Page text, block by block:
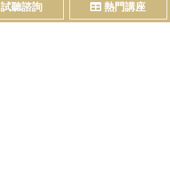
試聽諮詢 熱門講座